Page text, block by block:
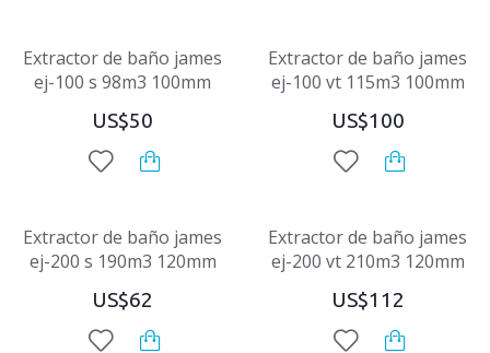
Extractor de baño james
ej-100 s 98m3 100mm
US$50
Extractor de baño james
ej-100 vt 115m3 100mm
US$100
Extractor de baño james
ej-200 s 190m3 120mm
US$62
Extractor de baño james
ej-200 vt 210m3 120mm
US$112